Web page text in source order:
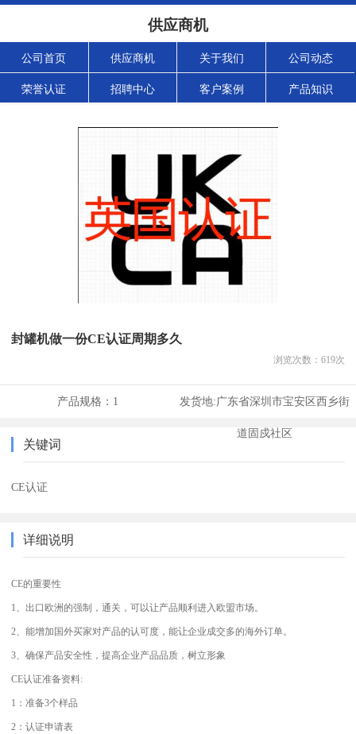
供应商机
公司首页 供应商机 关于我们 公司动态
荣誉认证 招聘中心 客户案例 产品知识
封罐机做一份CE认证周期多久
浏览次数： 619次
产品规格： 1 发货地:广东省深圳市宝安区西乡街
道固戍社区
关键词
CE认证
详细说明
CE的重要性
1、出口欧洲的强制，通关，可以让产品顺利进入欧盟市场。
2、能增加国外买家对产品的认可度，能让企业成交多的海外订单。
3、确保产品安全性，提高企业产品品质，树立形象
CE认证准备资料:
1：准备3个样品
2：认证申请表